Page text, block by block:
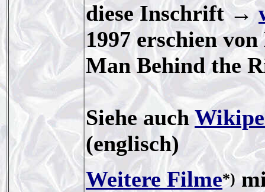
diese Inschrift →
1997 erschien
Man Behind the
Siehe auch
(englisch)
Weitere Filme*)